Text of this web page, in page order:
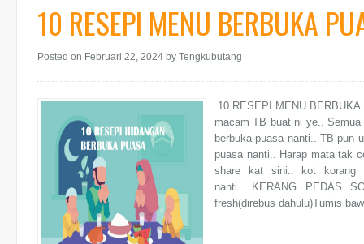
10 RESEPI MENU BERBUKA
Posted on Februari 22, 2024 by Tengkubutang
10 RESEPI MENU
macam TB buat ni ye..
berbuka puasa nanti.. TB pun
puasa nanti.. Harap mata tak
share kat sini.. kot korang
nanti.. KERANG PEDAS
fresh(direbus dahulu)Tumis